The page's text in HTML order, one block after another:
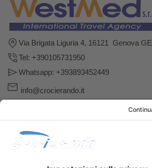
Via Brigata Liguria 4, 16121 Genova GE
Tel: +390105731950
Whatsapp: +393893452449
info@crocierando.it
Follow us